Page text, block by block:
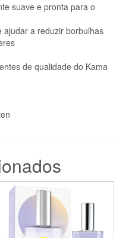
suave e pronta para o
ajudar a reduzir borbulhas
de qualidade do Kama